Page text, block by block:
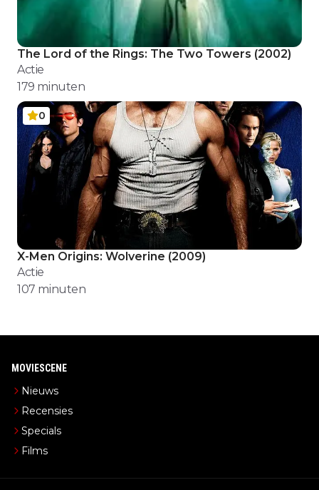
The Lord of the Rings: The Two Towers (2002)
Actie
179 minuten
0
X-Men Origins: Wolverine (2009)
Actie
107 minuten
MOVIESCENE
Nieuws
Recensies
Specials
Films